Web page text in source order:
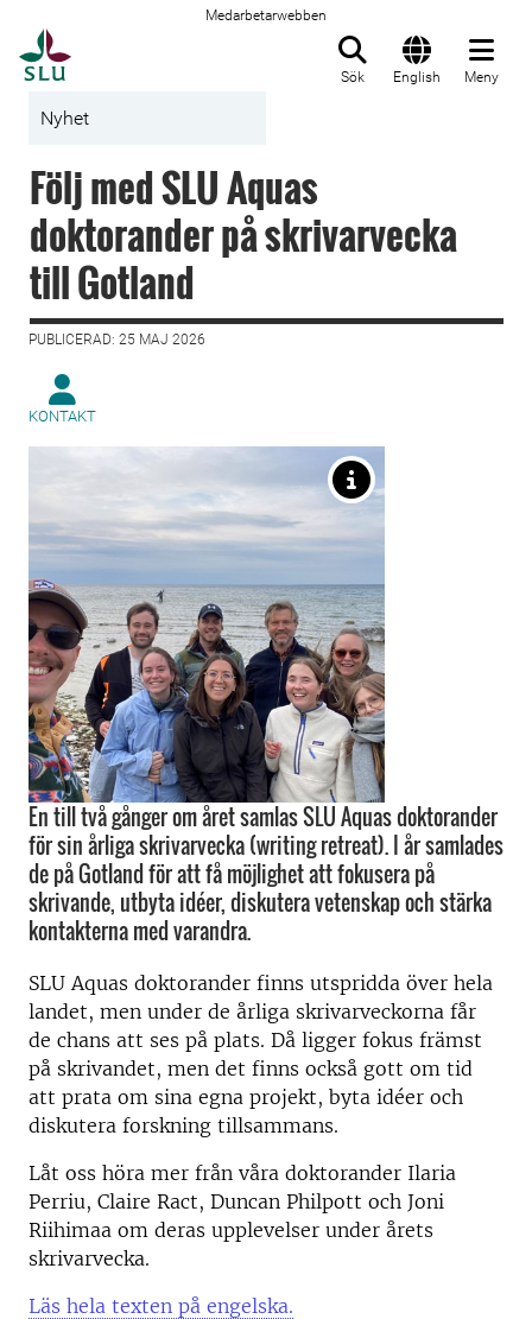
Medarbetarwebben
Sök English Meny
Nyhet
Följ med SLU Aquas
doktorander på skrivarvecka
till Gotland
PUBLICERAD: 25 MAJ 2026
KONTAKT
En till två gånger om året samlas SLU Aquas doktorander
för sin årliga skrivarvecka (writing retreat). I år samlades
de på Gotland för att få möjlighet att fokusera på
skrivande, utbyta idéer, diskutera vetenskap och stärka
kontakterna med varandra.
SLU Aquas doktorander finns utspridda över hela
landet, men under de årliga skrivarveckorna får
de chans att ses på plats. Då ligger fokus främst
på skrivandet, men det finns också gott om tid
att prata om sina egna projekt, byta idéer och
diskutera forskning tillsammans.
Låt oss höra mer från våra doktorander Ilaria
Perriu, Claire Ract, Duncan Philpott och Joni
Riihimaa om deras upplevelser under årets
skrivarvecka.
Läs hela texten på engelska.